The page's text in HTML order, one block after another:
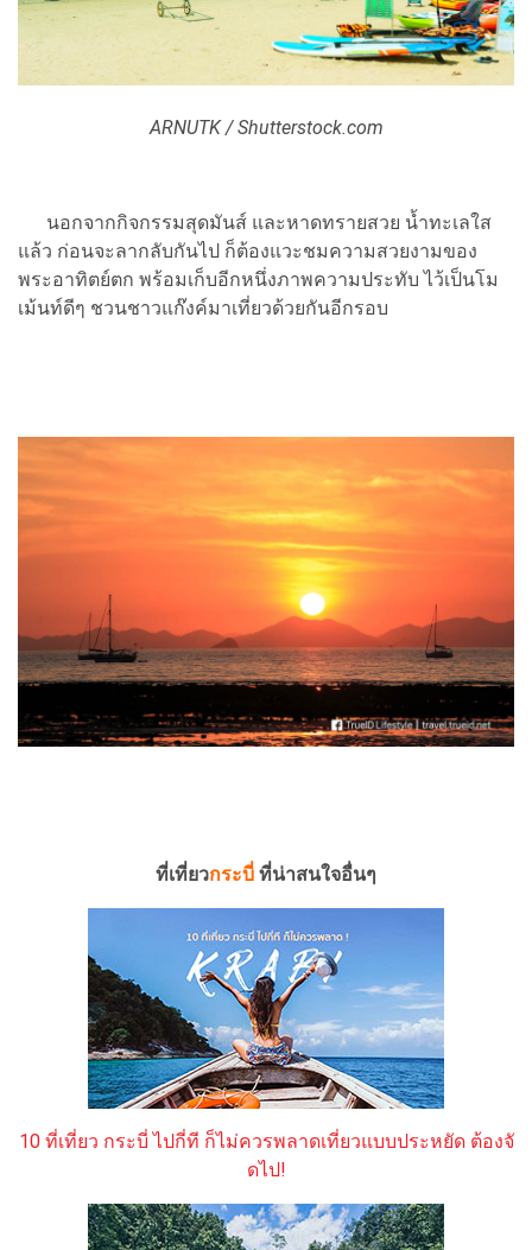
ARNUTK / Shutterstock.com
นอกจากกิจกรรมสุดมันส์ และหาดทรายสวย น้ำทะเลใส
แล้ว ก่อนจะลากลับกันไป ก็ต้องแวะชมความสวยงามของ
พระอาทิตย์ตก พร้อมเก็บอีกหนึ่งภาพความประทับ ไว้เป็นโม
เม้นท์ดีๆ ชวนชาวแก๊งค์มาเที่ยวด้วยกันอีกรอบ
ที่เที่ยวกระบี่ ที่น่าสนใจอื่นๆ
10 ที่เที่ยว กระบี่ ไปกี่ที ก็ไม่ควรพลาดเที่ยวแบบประหยัด ต้องจั
ดไป!